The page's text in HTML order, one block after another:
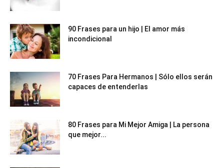
90 Frases para un hijo | El amor más
incondicional
70 Frases Para Hermanos | Sólo ellos serán
capaces de entenderlas
80 Frases para Mi Mejor Amiga | La persona
que mejor...